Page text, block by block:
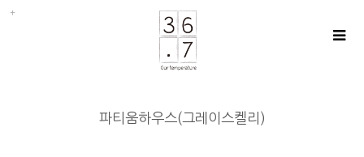
파티움하우스(그레이스켈리)